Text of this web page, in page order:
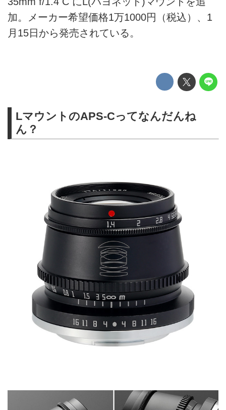
加。メーカー希望価格1万1000円（税込）、1
月15日から発売されている。
LマウントのAPS-Cってなんだんね
ん？